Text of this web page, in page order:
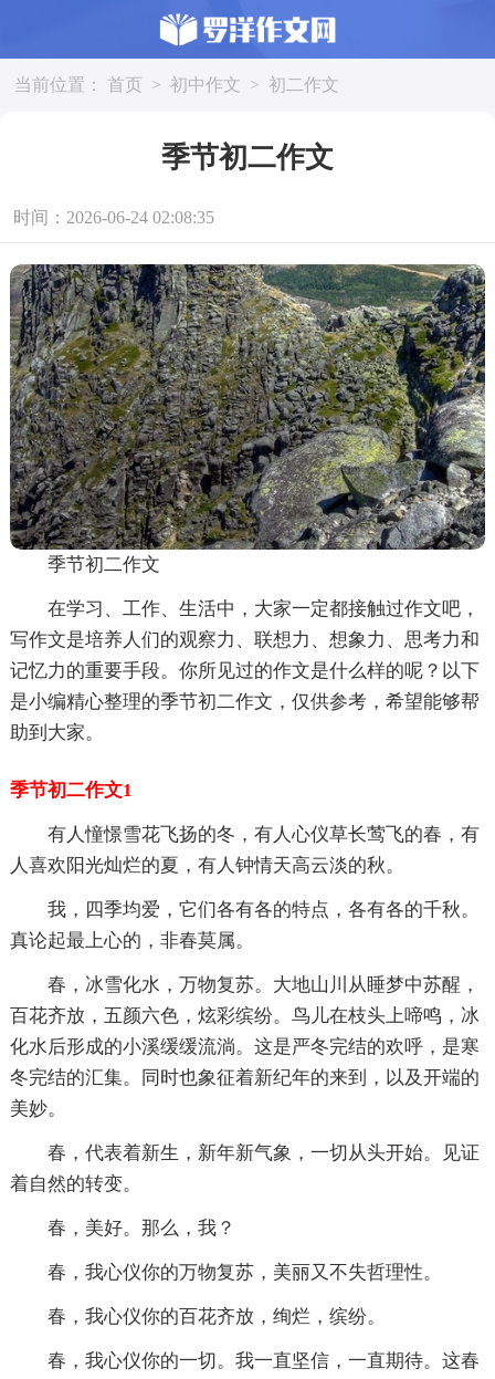
当前位置： 首页 > 初中作文 > 初二作文
季节初二作文
时间：2026-06-24 02:08:35
季节初二作文
在学习、工作、生活中，大家一定都接触过作文吧，
写作文是培养人们的观察力、联想力、想象力、思考力和
记忆力的重要手段。你所见过的作文是什么样的呢？以下
是小编精心整理的季节初二作文，仅供参考，希望能够帮
助到大家。
季节初二作文1
有人憧憬雪花飞扬的冬，有人心仪草长莺飞的春，有
人喜欢阳光灿烂的夏，有人钟情天高云淡的秋。
我，四季均爱，它们各有各的特点，各有各的千秋。
真论起最上心的，非春莫属。
春，冰雪化水，万物复苏。大地山川从睡梦中苏醒，
百花齐放，五颜六色，炫彩缤纷。鸟儿在枝头上啼鸣，冰
化水后形成的小溪缓缓流淌。这是严冬完结的欢呼，是寒
冬完结的汇集。同时也象征着新纪年的来到，以及开端的
美妙。
春，代表着新生，新年新气象，一切从头开始。见证
着自然的转变。
春，美好。那么，我？
春，我心仪你的万物复苏，美丽又不失哲理性。
春，我心仪你的百花齐放，绚烂，缤纷。
春，我心仪你的一切。我一直坚信，一直期待。这春